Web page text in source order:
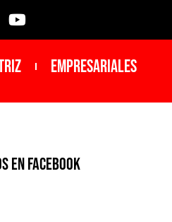
Empresariales
EN FACEBOOK